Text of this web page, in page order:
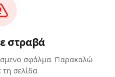
στραβά
σφάλμα. Παρακαλώ
σελίδα.